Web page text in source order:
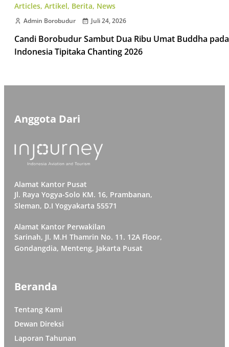
Articles, Artikel, Berita, News
Admin Borobudur Juli 24, 2026
Candi Borobudur Sambut Dua Ribu Umat Buddha pada
Indonesia Tipitaka Chanting 2026
Anggota Dari
Alamat Kantor Pusat
Jl. Raya Yogya-Solo KM. 16, Prambanan,
Sleman, D.I Yogyakarta 55571
Alamat Kantor Perwakilan
Sarinah, JI. M.H Thamrin No. 11. 12A Floor,
Gondangdia, Menteng, Jakarta Pusat
Beranda
Tentang Kami
Dewan Direksi
Laporan Tahunan